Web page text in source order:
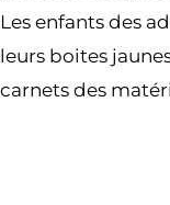
Les enfants des
leurs boites
carnets des